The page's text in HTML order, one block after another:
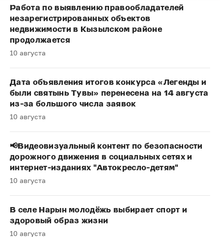
Работа по выявлению правообладателей
незарегистрированных объектов
недвижимости в Кызылском районе
продолжается
10 августа
Дата объявления итогов конкурса «Легенды и
были святынь Тувы» перенесена на 14 августа
из-за большого числа заявок
10 августа
📢Видеовизуальный контент по безопасности
дорожного движения в социальных сетях и
интернет-изданиях "Автокресло-детям"
10 августа
В селе Нарын молодёжь выбирает спорт и
здоровый образ жизни
10 августа